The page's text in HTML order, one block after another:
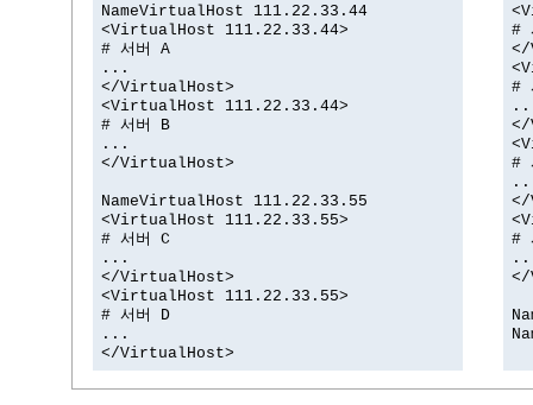
NameVirtualHost 111.22.33.44
<VirtualHost 111.22.33.44>
# 서버 A
...
</VirtualHost>
<VirtualHost 111.22.33.44>
# 서버 B
...
</VirtualHost>
NameVirtualHost 111.22.33.55
<VirtualHost 111.22.33.55>
# 서버 C
...
</VirtualHost>
<VirtualHost 111.22.33.55>
# 서버 D
...
</VirtualHost>
#
</
#
</
#
</
#
</